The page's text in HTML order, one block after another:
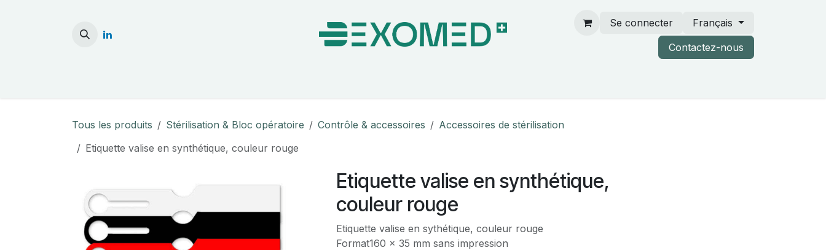
Se connecter
Français
Contactez-nous
Tous les produits Stérilisation & Bloc opératoire Contrôle & accessoires
Accessoires de stérilisation
Etiquette valise en synthétique, couleur rouge
Etiquette valise en synthétique,
couleur rouge
Etiquette valise en sythétique, couleur rouge
Format160 x 35 mm sans impression